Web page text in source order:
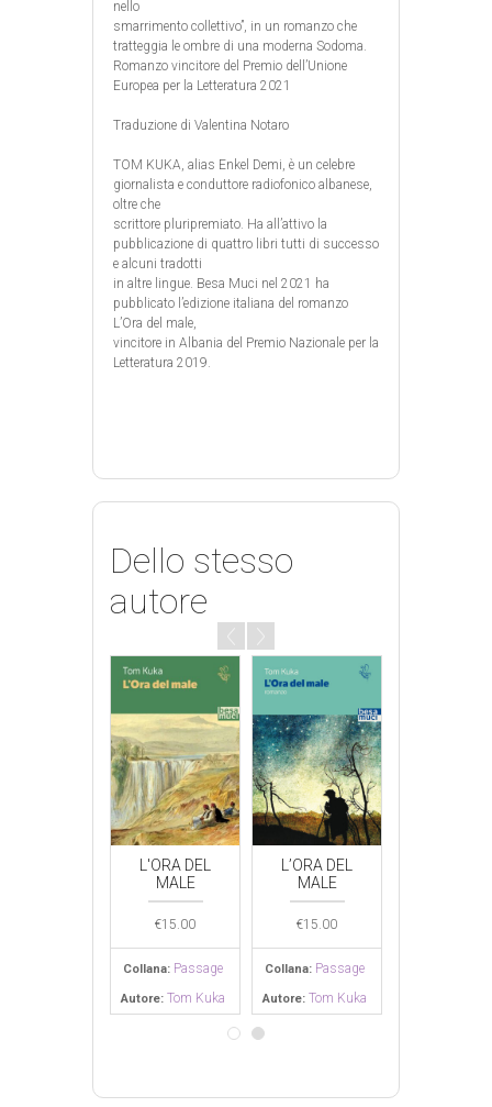
nello
smarrimento collettivo”, in un romanzo che
tratteggia le ombre di una moderna Sodoma.
Romanzo vincitore del Premio dell’Unione
Europea per la Letteratura 2021
Traduzione di Valentina Notaro
TOM KUKA, alias Enkel Demi, è un celebre
giornalista e conduttore radiofonico albanese,
oltre che
scrittore pluripremiato. Ha all’attivo la
pubblicazione di quattro libri tutti di successo
e alcuni tradotti
in altre lingue. Besa Muci nel 2021 ha
pubblicato l’edizione italiana del romanzo
L’Ora del male,
vincitore in Albania del Premio Nazionale per la
Letteratura 2019.
Dello stesso
autore
L'ORA DEL
MALE
€15.00
Collana: Passage
Autore: Tom Kuka
L’ORA DEL
MALE
€15.00
Collana: Passage
Autore: Tom Kuka